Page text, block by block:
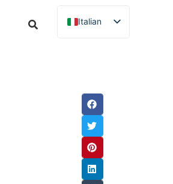
Italian
English
French
German